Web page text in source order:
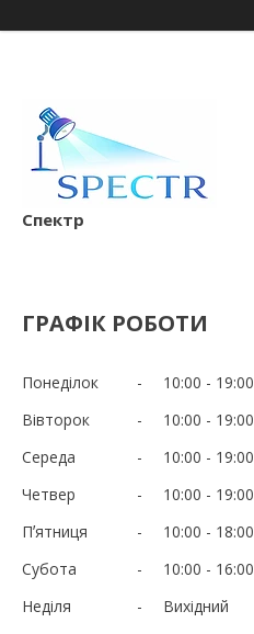
Спектр
ГРАФІК РОБОТИ
Понеділок 10:00
19:00
Вівторок
10:00
19:00
Середа
10:00
19:00
Четвер
10:00
19:00
Пʼятниця
10:00
18:00
Субота
10:00
16:00
Неділя
Вихідний